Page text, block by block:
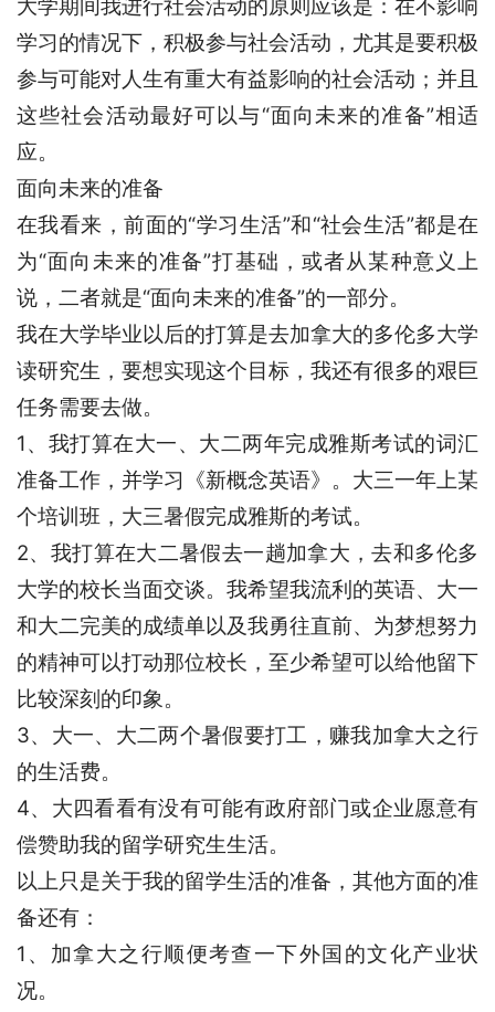
大学期间我进行社会活动的原则应该是：在不影响
学习的情况下，积极参与社会活动，尤其是要积极
参与可能对人生有重大有益影响的社会活动；并且
这些社会活动最好可以与“面向未来的准备”相适
应。
面向未来的准备
在我看来，前面的“学习生活”和“社会生活”都是在
为“面向未来的准备”打基础，或者从某种意义上
说，二者就是“面向未来的准备”的一部分。
我在大学毕业以后的打算是去加拿大的多伦多大学
读研究生，要想实现这个目标，我还有很多的艰巨
任务需要去做。
1、我打算在大一、大二两年完成雅斯考试的词汇
准备工作，并学习《新概念英语》。大三一年上某
个培训班，大三暑假完成雅斯的考试。
2、我打算在大二暑假去一趟加拿大，去和多伦多
大学的校长当面交谈。我希望我流利的英语、大一
和大二完美的成绩单以及我勇往直前、为梦想努力
的精神可以打动那位校长，至少希望可以给他留下
比较深刻的印象。
3、大一、大二两个暑假要打工，赚我加拿大之行
的生活费。
4、大四看看有没有可能有政府部门或企业愿意有
偿赞助我的留学研究生生活。
以上只是关于我的留学生活的准备，其他方面的准
备还有：
1、加拿大之行顺便考查一下外国的文化产业状
况。